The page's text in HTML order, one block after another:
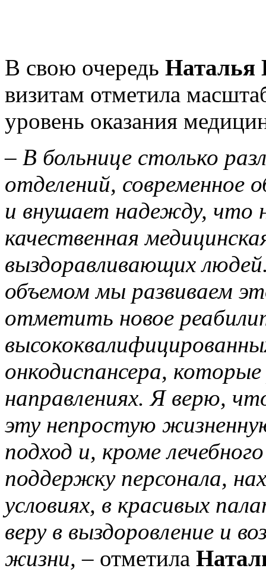
В свою очередь Наталья
визитам отметила
уровень оказания
– В больнице столько
отделений, современное
и внушает надежду, что
качественная
выздоравливающих
объемом мы развиваем
отметить новое
онкодиспансера,
направлениях. Я верю,
эту непростую
подход и, кроме
поддержку персонала,
условиях, в красивых
веру в выздоровление и
жизни, – отметила